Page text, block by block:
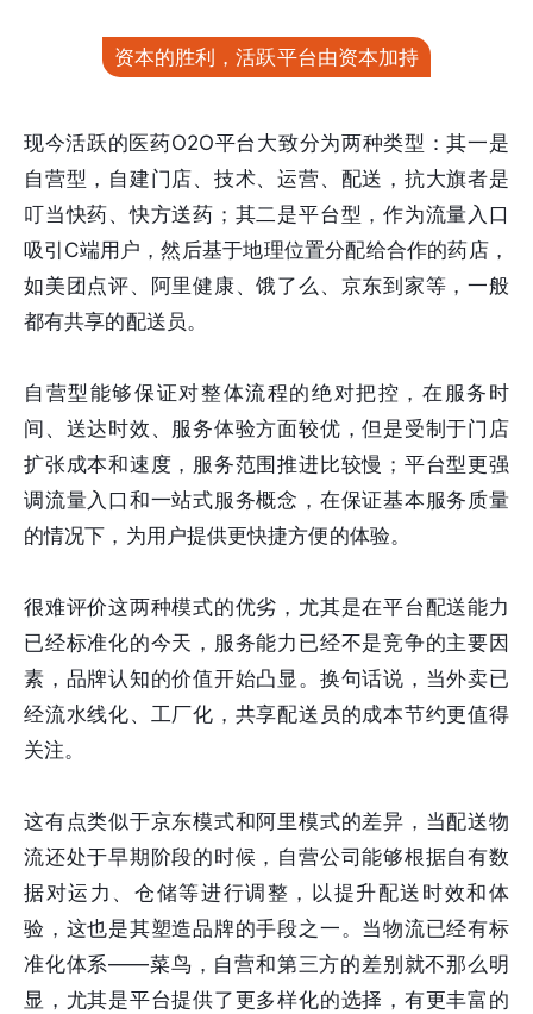
资本的胜利，活跃平台由资本加持
现今活跃的医药O2O平台大致分为两种类型：其一是
自营型，自建门店、技术、运营、配送，抗大旗者是
叮当快药、快方送药；其二是平台型，作为流量入口
吸引C端用户，然后基于地理位置分配给合作的药店，
如美团点评、阿里健康、饿了么、京东到家等，一般
都有共享的配送员。
自营型能够保证对整体流程的绝对把控，在服务时
间、送达时效、服务体验方面较优，但是受制于门店
扩张成本和速度，服务范围推进比较慢；平台型更强
调流量入口和一站式服务概念，在保证基本服务质量
的情况下，为用户提供更快捷方便的体验。
很难评价这两种模式的优劣，尤其是在平台配送能力
已经标准化的今天，服务能力已经不是竞争的主要因
素，品牌认知的价值开始凸显。换句话说，当外卖已
经流水线化、工厂化，共享配送员的成本节约更值得
关注。
这有点类似于京东模式和阿里模式的差异，当配送物
流还处于早期阶段的时候，自营公司能够根据自有数
据对运力、仓储等进行调整，以提升配送时效和体
验，这也是其塑造品牌的手段之一。当物流已经有标
准化体系——菜鸟，自营和第三方的差别就不那么明
显，尤其是平台提供了更多样化的选择，有更丰富的